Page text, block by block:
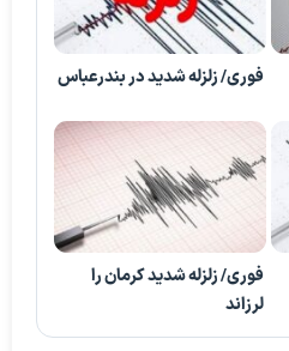
فوری/ زلزله شدید در بندرعباس
فوری/ زلزله شدید کرمان را
لرزاند